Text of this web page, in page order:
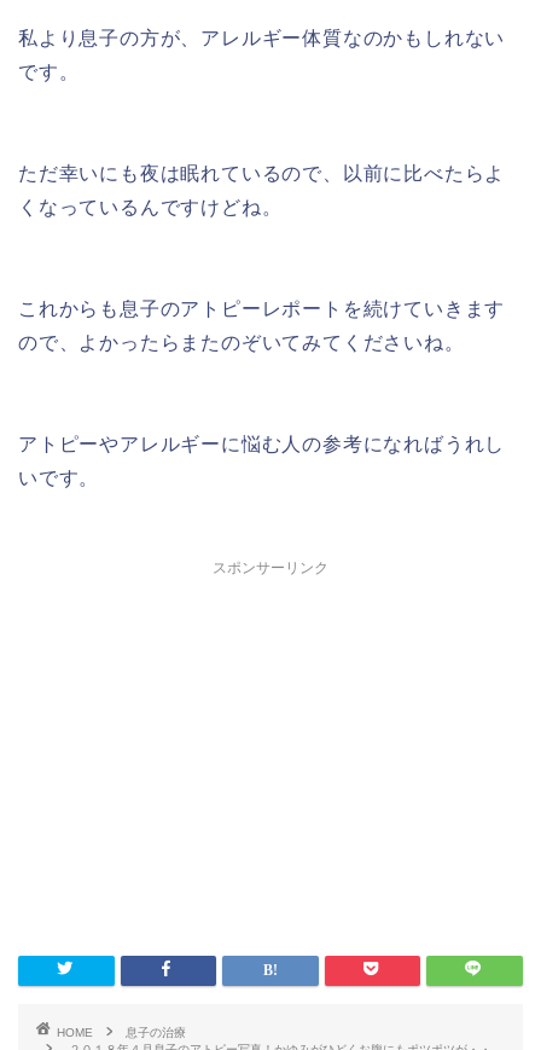
私より息子の方が、アレルギー体質なのかもしれない
です。
ただ幸いにも夜は眠れているので、以前に比べたらよ
くなっているんですけどね。
これからも息子のアトピーレポートを続けていきます
ので、よかったらまたのぞいてみてくださいね。
アトピーやアレルギーに悩む人の参考になればうれし
いです。
スポンサーリンク
HOME
息子の治療